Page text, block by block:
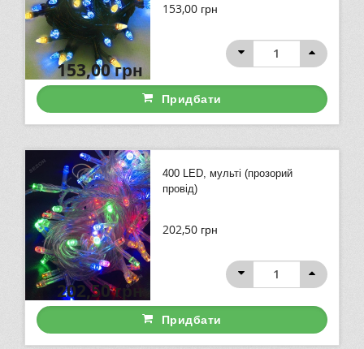
153,00 грн
153,00грн
Придбати
400 LED, мульті (прозорий
провід)
202,50 грн
202,50грн
Придбати